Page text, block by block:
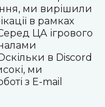
ми вирішили
в рамках
ЦА ігрового
в Discord
ми
з E-mail